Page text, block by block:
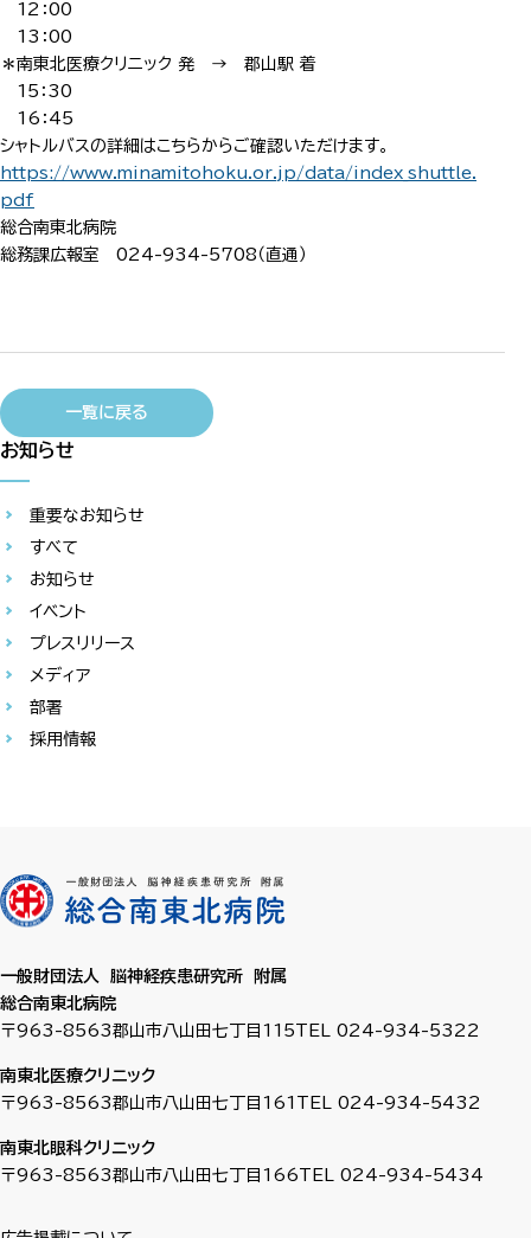
12：00
13：00
＊南東北医療クリニック 発 → 郡山駅 着
15：30
16：45
シャトルバスの詳細はこちらからご確認いただけます。
https://www.minamitohoku.or.jp/data/index_shuttle.
pdf
総合南東北病院
総務課広報室 024-934-5708（直通）
一覧に戻る
お知らせ
重要なお知らせ
すべて
お知らせ
イベント
プレスリリース
メディア
部署
採用情報
一般財団法人 脳神経疾患研究所 附属
総合南東北病院
〒963-8563郡山市八山田七丁目115 TEL 024-934-5322
南東北医療クリニック
〒963-8563郡山市八山田七丁目161 TEL 024-934-5432
南東北眼科クリニック
〒963-8563郡山市八山田七丁目166 TEL 024-934-5434